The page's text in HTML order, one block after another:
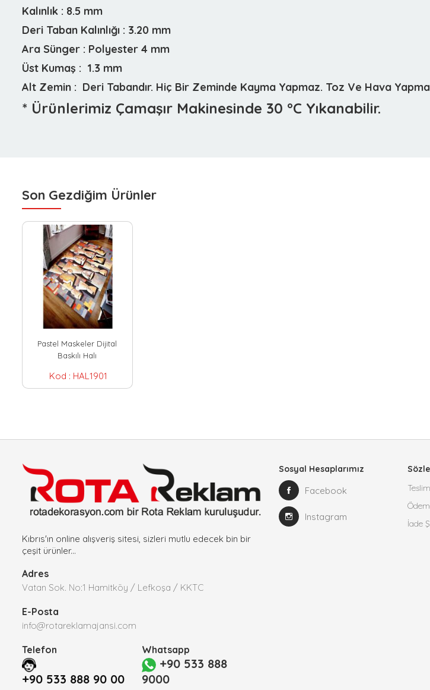
Kalınlık : 8.5 mm
Deri Taban Kalınlığı : 3.20 mm
Ara Sünger : Polyester 4 mm
Üst Kumaş : 1.3 mm
Alt Zemin : Deri Tabandır. Hiç Bir Zeminde Kayma Yapmaz. Toz Ve Hava
* Ürünlerimiz Çamaşır Makinesinde 30 °C Yıkanabilir.
Son Gezdiğim Ürünler
Pastel Maskeler Dijital
Baskılı Halı
Kod : HAL1901
Kıbrıs'ın online alışveriş sitesi, sizleri mutlu edecek bin bir
çeşit ürünler...
Adres
Vatan Sok. No:1 Hamitköy / Lefkoşa / KKTC
E-Posta
info@rotareklamajansi.com
Telefon
+90 533 888 90 00
Whatsapp
+90 533 888
9000
Sosyal Hesaplarımız
Facebook
Instagram
İade